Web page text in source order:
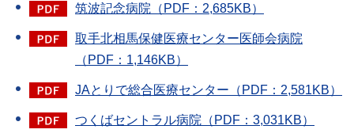
筑波記念病院（PDF：2,685KB）
取手北相馬保健医療センター医師会病院
（PDF：1,146KB）
JAとりで総合医療センター（PDF：2,581KB）
つくばセントラル病院（PDF：3,031KB）